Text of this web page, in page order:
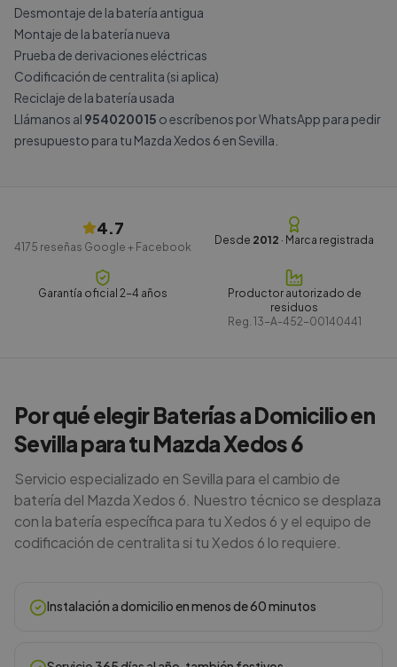
Desmontaje de la batería antigua
Montaje de la batería nueva
Prueba de derivaciones eléctricas
Codificación de centralita (si aplica)
Reciclaje de la batería usada
Llámanos al 954020015 o escríbenos porWhatsApp para pedir
presupuesto para tu Mazda Xedos 6 en Sevilla.
4.7
4175 reseñas Google + Facebook
Desde 2012 · Marca registrada
Garantía oficial 2-4 años
Productor autorizado de
residuos
Reg. 13-A-452-00140441
Por qué elegir Baterías a Domicilio en
Sevilla para tu Mazda Xedos 6
Servicio especializado en Sevilla para el cambio de
batería del Mazda Xedos 6. Nuestro técnico se desplaza
con la batería específica para tu Xedos 6 y el equipo de
codificación de centralita si tu Xedos 6 lo requiere.
Instalación a domicilio en menos de 60 minutos